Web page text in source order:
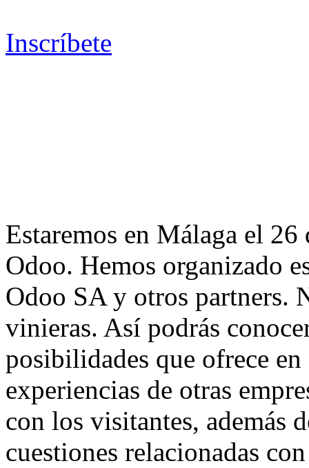
Inscríbete
Estaremos en Málaga el 26
Odoo. Hemos organizado
Odoo SA y otros partners.
vinieras. Así podrás
posibilidades que ofrece
experiencias de otras
con los visitantes, además
cuestiones relacionadas